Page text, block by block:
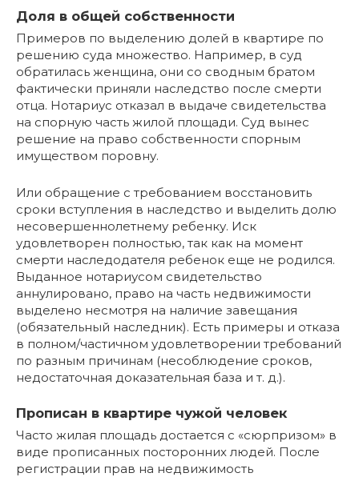
Доля в общей собственности
Примеров по выделению долей в квартире по
решению суда множество. Например, в суд
обратилась женщина, они со сводным братом
фактически приняли наследство после смерти
отца. Нотариус отказал в выдаче свидетельства
на спорную часть жилой площади. Суд вынес
решение на право собственности спорным
имуществом поровну.
Или обращение с требованием восстановить
сроки вступления в наследство и выделить долю
несовершеннолетнему ребенку. Иск
удовлетворен полностью, так как на момент
смерти наследодателя ребенок еще не родился.
Выданное нотариусом свидетельство
аннулировано, право на часть недвижимости
выделено несмотря на наличие завещания
(обязательный наследник). Есть примеры и отказа
в полном/частичном удовлетворении требований
по разным причинам (несоблюдение сроков,
недостаточная доказательная база и т. д.).
Прописан в квартире чужой человек
Часто жилая площадь достается с «сюрпризом» в
виде прописанных посторонних людей. После
регистрации прав на недвижимость